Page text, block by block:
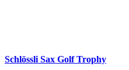
Schlössli Sax Golf Trophy